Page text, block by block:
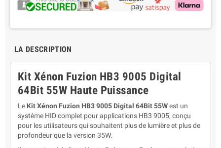
LA DESCRIPTION
Kit Xénon Fuzion HB3 9005 Digital
64Bit 55W Haute Puissance
Le Kit Xénon Fuzion HB3 9005 Digital 64Bit 55West un
système HID complet pour applications HB3 9005, conçu
pour les utilisateurs qui souhaitent plus de lumière et plus de
profondeur que la version 35W.